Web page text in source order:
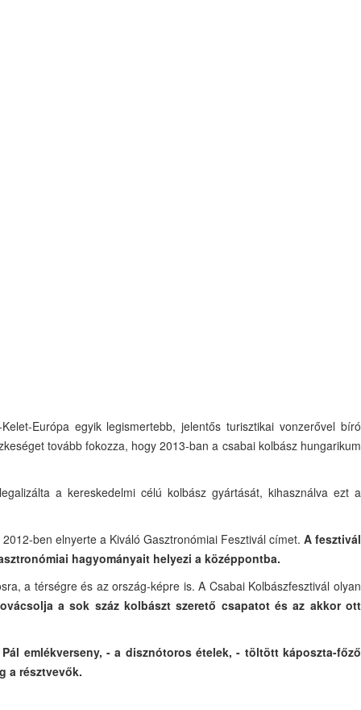
Európa egyik legismertebb, jelentős turisztikai vonzerővel bíró
tovább fokozza, hogy 2013-ban a csabai kolbász hungarikum
a kereskedelmi célú kolbász gyártását, kihasználva ezt a
ben elnyerte a Kiváló Gasztronómiai Fesztivál címet. A fesztivál
hagyományait helyezi a középpontba.
a térségre és az ország-képre is. A Csabai Kolbászfesztivál olyan
a sok száz kolbászt szerető csapatot és az akkor ott
emlékverseny, - a disznótoros ételek, - töltött káposzta-főző
a résztvevők.